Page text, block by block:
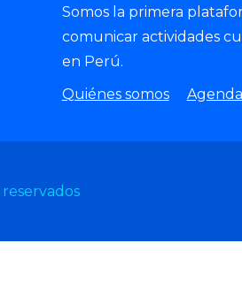
Somos la primera
comunicar actividades
en Perú.
Quiénes somos